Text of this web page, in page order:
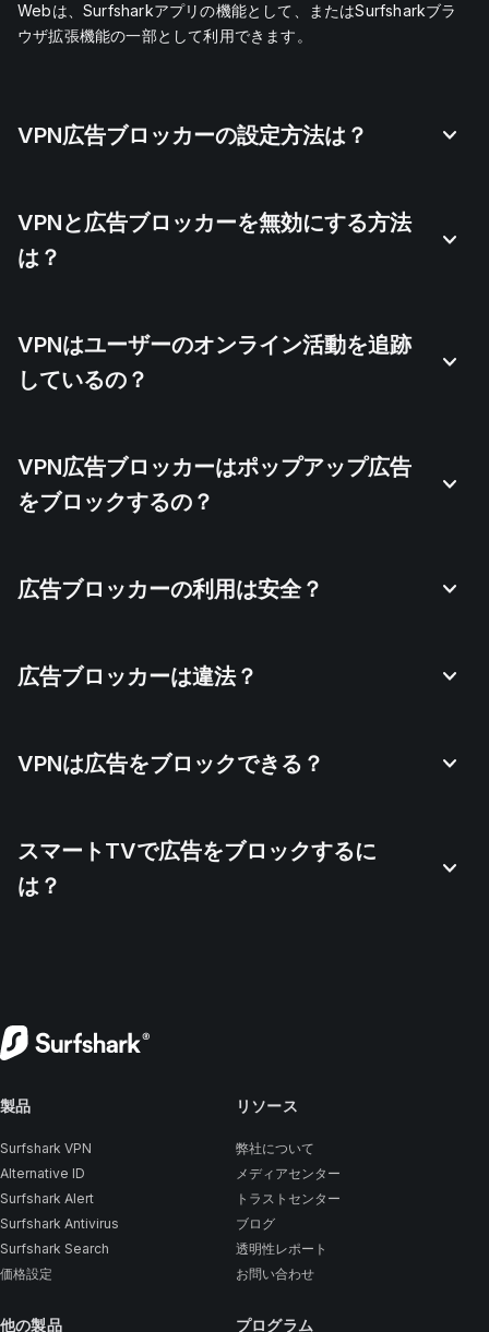
Webは、Surfsharkアプリの機能として、またはSurfsharkブラ
ウザ拡張機能の一部として利用できます。
VPN広告ブロッカーの設定方法は？
VPNと広告ブロッカーを無効にする方法
は？
VPNはユーザーのオンライン活動を追跡
しているの？
VPN広告ブロッカーはポップアップ広告
をブロックするの？
広告ブロッカーの利用は安全？
広告ブロッカーは違法？
VPNは広告をブロックできる？
スマートTVで広告をブロックするに
は？
製品
Surfshark VPN
Alternative ID
Surfshark Alert
Surfshark Antivirus
Surfshark Search
価格設定
他の製品
リソース
弊社について
メディアセンター
トラストセンター
ブログ
透明性レポート
お問い合わせ
プログラム